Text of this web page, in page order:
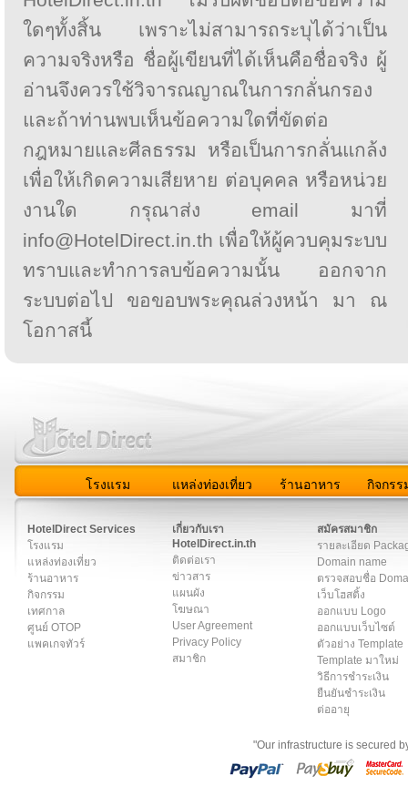
ใดๆทั้งสิ้น เพราะไม่สามารถระบุได้ว่าเป็น
ความจริงหรือ ชื่อผู้เขียนที่ได้เห็นคือชื่อจริง ผู้
อ่านจึงควรใช้วิจารณญาณในการกลั่นกรอง
และถ้าท่านพบเห็นข้อความใดที่ขัดต่อ
กฎหมายและศีลธรรม หรือเป็นการกลั่นแกล้ง
เพื่อให้เกิดความเสียหาย ต่อบุคคล หรือหน่วย
งานใด กรุณาส่ง email มาที่
info@HotelDirect.in.th เพื่อให้ผู้ควบคุมระบบ
ทราบและทำการลบข้อความนั้น ออกจาก
ระบบต่อไป ขอขอบพระคุณล่วงหน้า มา ณ
โอกาสนี้
โรงแรม แหล่งท่องเที่ยว ร้านอาหาร กิจกรร
HotelDirect Services
โรงแรม
แหล่งท่องเที่ยว
ร้านอาหาร
กิจกรรม
เทศกาล
ศูนย์ OTOP
แพคเกจทัวร์
เกี่ยวกับเรา
HotelDirect.in.th
ติดต่อเรา
ข่าวสาร
แผนผัง
โฆษณา
User Agreement
Privacy Policy
สมาชิก
สมัครสมาชิก
รายละเอียด
Domain name
ตรวจสอบชื่อ
เว็บโฮสติ้ง
ออกแบบ Logo
ออกแบบเว็บไซต์
ตัวอย่าง Template
Template มาใหม่
วิธีการชำระเงิน
ยืนยันชำระเงิน
ต่ออายุ
"Our infrastructure is secured